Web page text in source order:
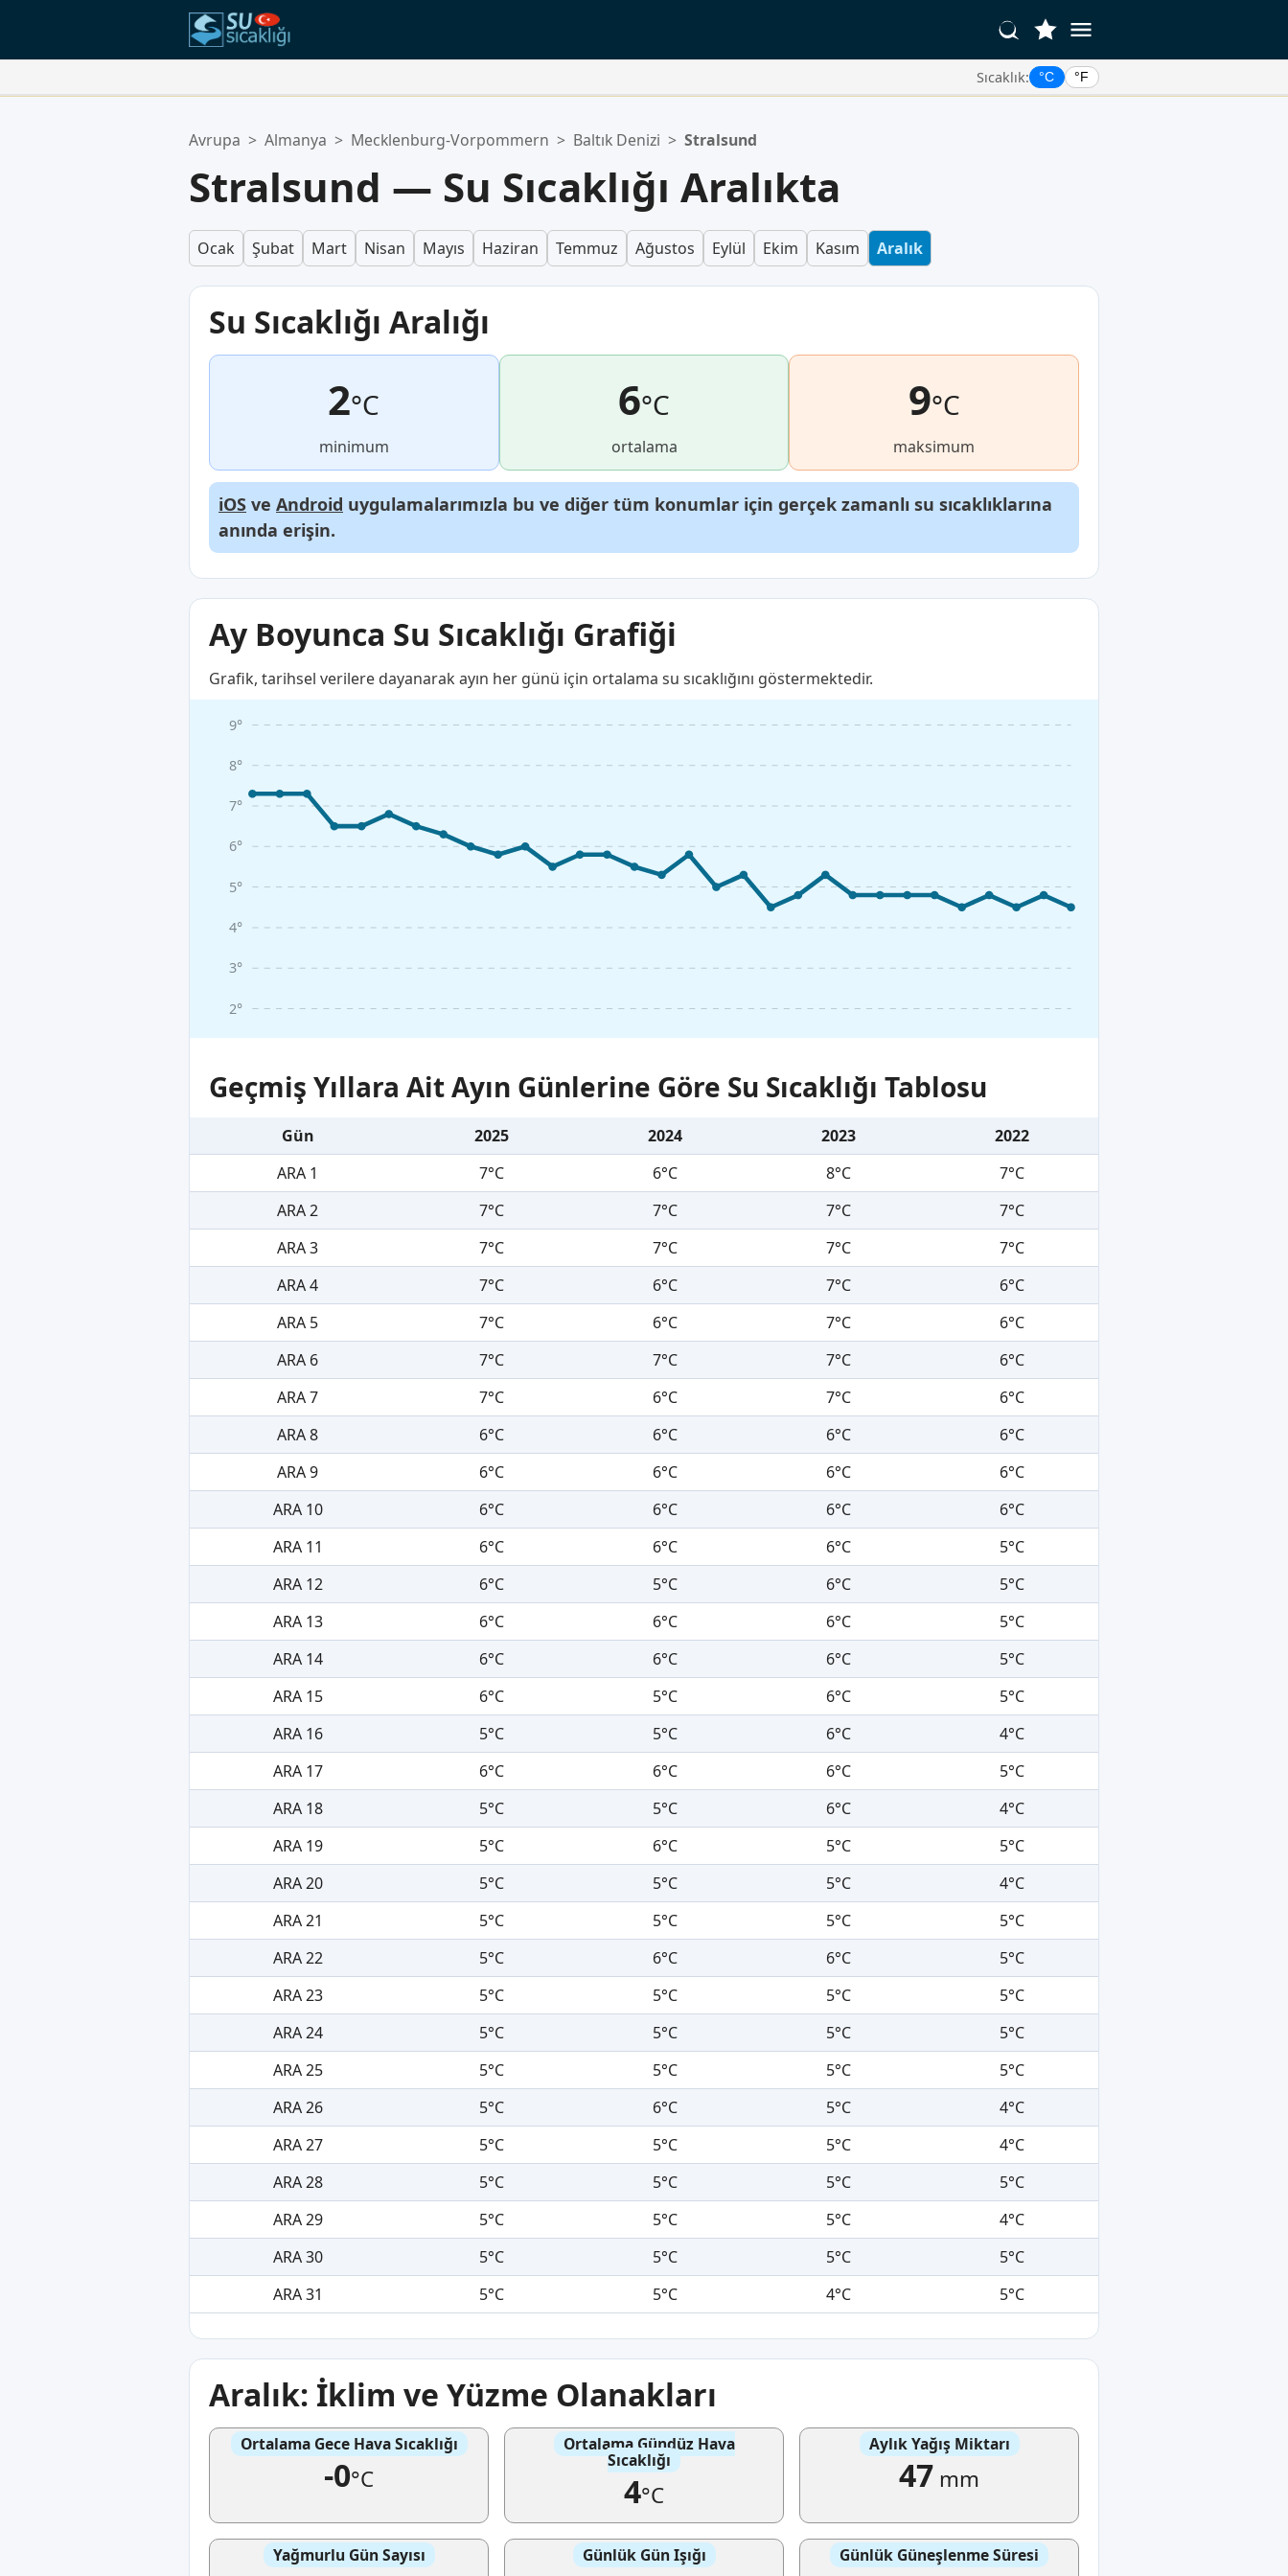
Sıcaklık: °C °F
Favoriler listeniz boş.
Avrupa > Almanya > Mecklenburg-Vorpommern > Baltık Denizi > Stralsund
Stralsund — Su Sıcaklığı Aralıkta
Ocak Şubat Mart Nisan Mayıs Haziran Temmuz Ağustos Eylül Ekim Kasım Aralık
Su Sıcaklığı Aralığı
2°C
minimum
6°C
ortalama
9°C
maksimum
iOS ve Android uygulamalarımızla bu ve diğer tüm konumlar için gerçek zamanlı su sıcaklıklarına
anında erişin.
Ay Boyunca Su Sıcaklığı Grafiği
Grafik, tarihsel verilere dayanarak ayın her günü için ortalama su sıcaklığını göstermektedir.
2°
3°
4°
5°
6°
7°
8°
9°
Geçmiş Yıllara Ait Ayın Günlerine Göre Su Sıcaklığı Tablosu
Gün 2025 2024 2023
2022
ARA 1
7°C 6°C 8°C
7°C
ARA 2
7°C 7°C 7°C
7°C
ARA 3
7°C 7°C 7°C
7°C
ARA 4
7°C 6°C 7°C
6°C
ARA 5
7°C 6°C 7°C
6°C
ARA 6
7°C 7°C 7°C
6°C
ARA 7
7°C 6°C 7°C
6°C
ARA 8
6°C 6°C 6°C
6°C
ARA 9
6°C 6°C 6°C
6°C
ARA 10
6°C 6°C 6°C
6°C
ARA 11
6°C 6°C 6°C
5°C
ARA 12
6°C 5°C 6°C
5°C
ARA 13
6°C 6°C 6°C
5°C
ARA 14
6°C 6°C 6°C
5°C
ARA 15
6°C 5°C 6°C
5°C
ARA 16
5°C 5°C 6°C
4°C
ARA 17
6°C 6°C 6°C
5°C
ARA 18
5°C 5°C 6°C
4°C
ARA 19
5°C 6°C 5°C
5°C
ARA 20
5°C 5°C 5°C
4°C
ARA 21
5°C 5°C 5°C
5°C
ARA 22
5°C 6°C 6°C
5°C
ARA 23
5°C 5°C 5°C
5°C
ARA 24
5°C 5°C 5°C
5°C
ARA 25
5°C 5°C 5°C
5°C
ARA 26
5°C 6°C 5°C
4°C
ARA 27
5°C 5°C 5°C
4°C
ARA 28
5°C 5°C 5°C
5°C
ARA 29
5°C 5°C 5°C
4°C
ARA 30
5°C 5°C 5°C
5°C
ARA 31
5°C 5°C 4°C 5°C
Aralık: İklim ve Yüzme Olanakları
Ortalama Gece Hava Sıcaklığı
-0°C
Ortalama Gündüz Hava
Sıcaklığı
4°C
Aylık Yağış Miktarı
47 mm
Yağmurlu Gün Sayısı Günlük Gün Işığı Günlük Güneşlenme Süresi